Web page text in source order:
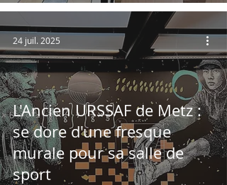
L'Ancien URSSAF de Metz :
se dore d'une fresque
murale pour sa salle de
sport
24 juil. 2025